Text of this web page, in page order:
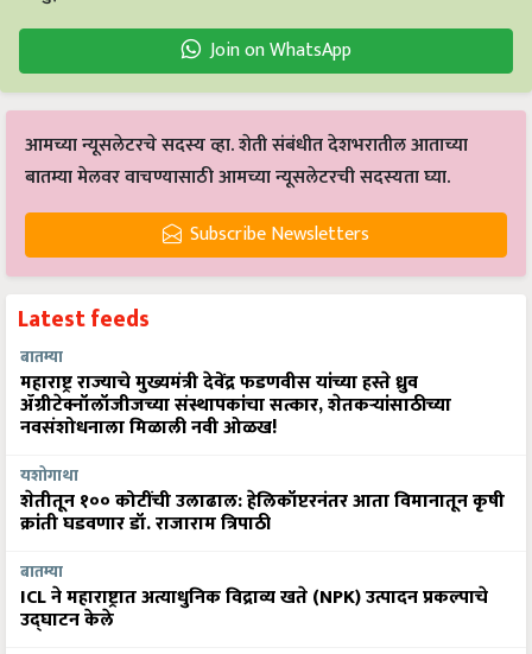
Join on WhatsApp
आमच्या न्यूसलेटरचे सदस्य व्हा. शेती संबंधीत देशभरातील आताच्या
बातम्या मेलवर वाचण्यासाठी आमच्या न्यूसलेटरची सदस्यता घ्या.
Subscribe Newsletters
Latest feeds
बातम्या
महाराष्ट्र राज्याचे मुख्यमंत्री देवेंद्र फडणवीस यांच्या हस्ते ध्रुव
ॲग्रीटेक्नॉलॉजीजच्या संस्थापकांचा सत्कार, शेतकऱ्यांसाठीच्या
नवसंशोधनाला मिळाली नवी ओळख!
यशोगाथा
शेतीतून १०० कोटींची उलाढाल: हेलिकॉप्टरनंतर आता विमानातून कृषी
क्रांती घडवणार डॉ. राजाराम त्रिपाठी
बातम्या
ICL ने महाराष्ट्रात अत्याधुनिक विद्राव्य खते (NPK) उत्पादन प्रकल्पाचे
उद्घाटन केले